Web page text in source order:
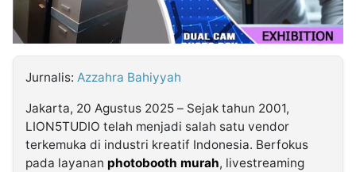
Jurnalis: Azzahra Bahiyyah
Jakarta, 20 Agustus 2025 – Sejak tahun 2001,
LION5TUDIO telah menjadi salah satu vendor
terkemuka di industri kreatif Indonesia. Berfokus
pada layanan photobooth murah, livestreaming